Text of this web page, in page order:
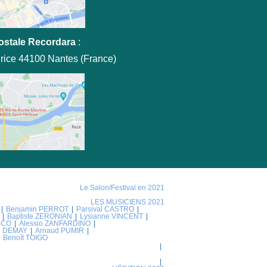
Recordara:
44100 Nantes (France)
Le Salon/Festival en 2021
LES MUSICIENS 2021
Benjamin PERROT
Parsival CASTRO
Baptiste ZERONIAN
Lysianne VINCENT
Alessio ZANFARDINO
DEMAY
Arnaud PUMIR
Benoît TOIGO